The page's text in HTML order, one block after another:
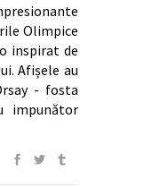
Olimpice
inspirat de
Afișele au
- fosta
impunător